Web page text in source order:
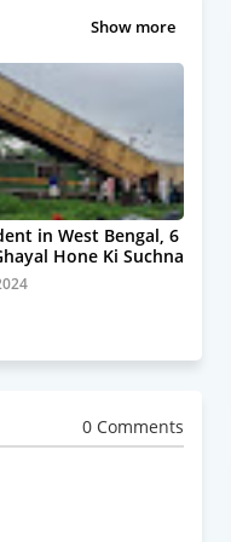
Show more
in West Bengal, 6
Hone Ki Suchna
0 Comments